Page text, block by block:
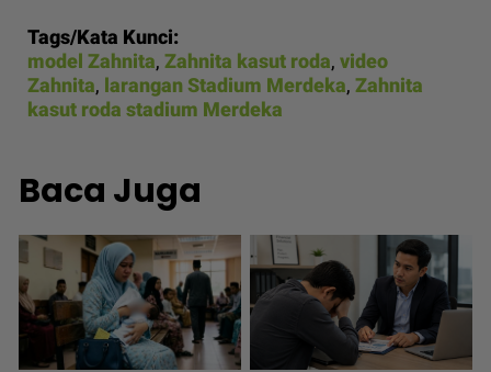
Tags/Kata Kunci:
model Zahnita, Zahnita kasut roda, video
Zahnita, larangan Stadium Merdeka, Zahnita
kasut roda stadium Merdeka
Baca Juga